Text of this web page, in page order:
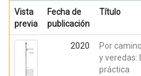
Vista
previa
Fecha de
publicación
Título
2020
Por
y veredas:
práctica